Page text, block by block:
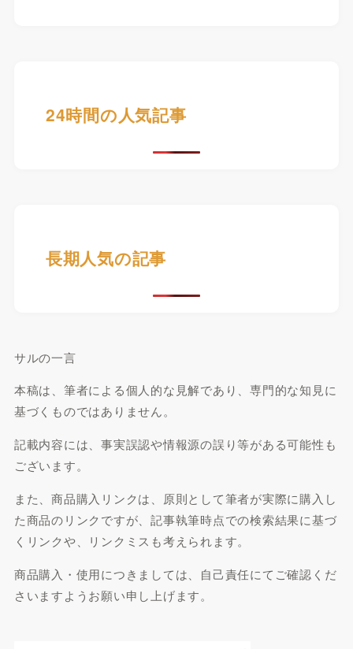
24時間の人気記事
長期人気の記事
サルの一言
本稿は、筆者による個人的な見解であり、専門的な知見に
基づくものではありません。
記載内容には、事実誤認や情報源の誤り等がある可能性も
ございます。
また、商品購入リンクは、原則として筆者が実際に購入し
た商品のリンクですが、記事執筆時点での検索結果に基づ
くリンクや、リンクミスも考えられます。
商品購入・使用につきましては、自己責任にてご確認くだ
さいますようお願い申し上げます。